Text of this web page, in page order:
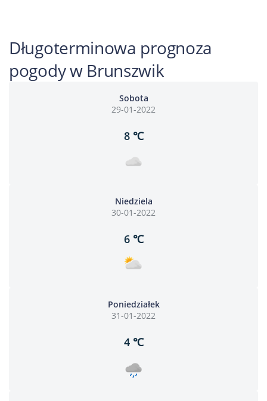
Długoterminowa prognoza
pogody w Brunszwik
Sobota
29-01-2022
8 ℃
Niedziela
30-01-2022
6 ℃
Poniedziałek
31-01-2022
4 ℃